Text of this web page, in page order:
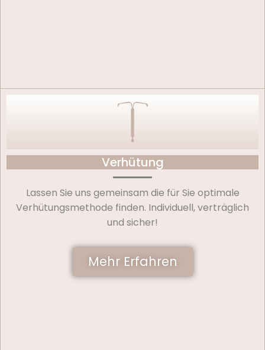
Verhütung
Lassen Sie uns gemeinsam die für Sie optimale
Verhütungsmethode finden. Individuell, verträglich
und sicher!
Mehr Erfahren